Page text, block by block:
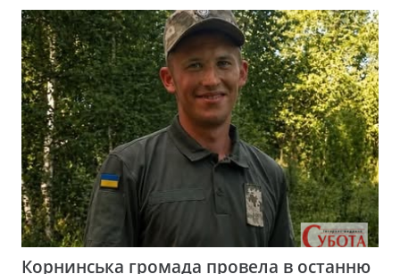
Корнинська громада провела в останню